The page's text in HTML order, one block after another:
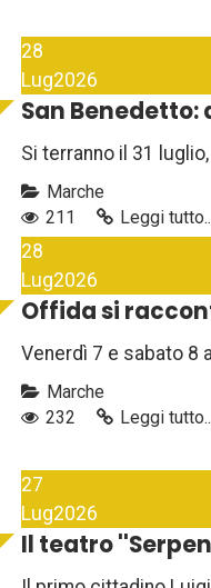
28
Lug2026
San Benedetto:
Si terranno il 31
Marche
211
Leggi
28
Lug2026
Offida si
Venerdì 7 e sabato 8
Marche
232
Leggi
27
Lug2026
Il teatro